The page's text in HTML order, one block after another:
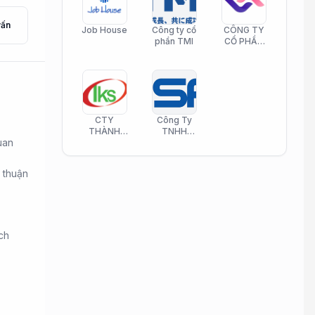
Job House
Công ty cổ
phần TMI
CÔNG TY
CỔ PHẦN
CTY
THÀNH
PHAMATECH
Công Ty
TNHH
Phần Mềm